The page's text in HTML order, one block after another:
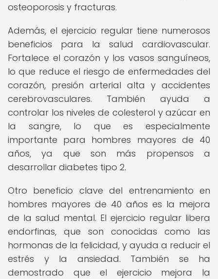
osteoporosis y fracturas.
Además, el ejercicio regular tiene numerosos
beneficios para la salud cardiovascular.
Fortalece el corazón y los vasos sanguíneos,
lo que reduce el riesgo de enfermedades del
corazón, presión arterial alta y accidentes
cerebrovasculares. También ayuda a
controlar los niveles de colesterol y azúcar en
la sangre, lo que es especialmente
importante para hombres mayores de 40
años, ya que son más propensos a
desarrollar diabetes tipo 2.
Otro beneficio clave del entrenamiento en
hombres mayores de 40 años es la mejora
de la salud mental. El ejercicio regular libera
endorfinas, que son conocidas como las
hormonas de la felicidad, y ayuda a reducir el
estrés y la ansiedad. También se ha
demostrado que el ejercicio mejora la